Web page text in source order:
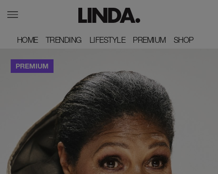
HOME
HOME TRENDING
TRENDING LIFESTYLE
LIFESTYLE PREMIUM
PREMIUM SHOP
SHOP